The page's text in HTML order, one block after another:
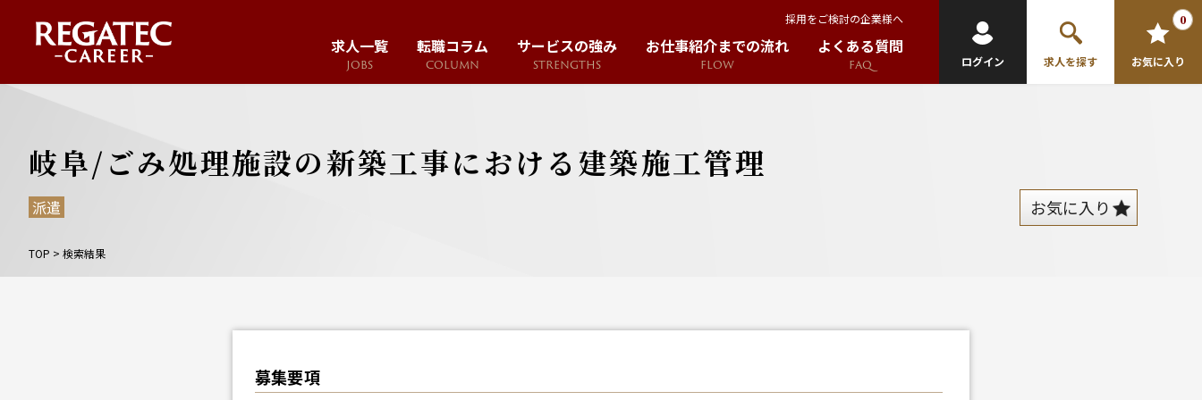
採用をご検討の企業様へ
求人一覧
JOBS
転職コラム
COLUMN
サービスの強み
STRENGTHS
お仕事紹介までの流れ
FLOW
よくある質問
FAQ ログイン 求人を探す お気に入り
0
岐阜/ごみ処理施設の新築工事における建築施工管理
派遣 お気に入り
TOP > 検索結果
募集要項